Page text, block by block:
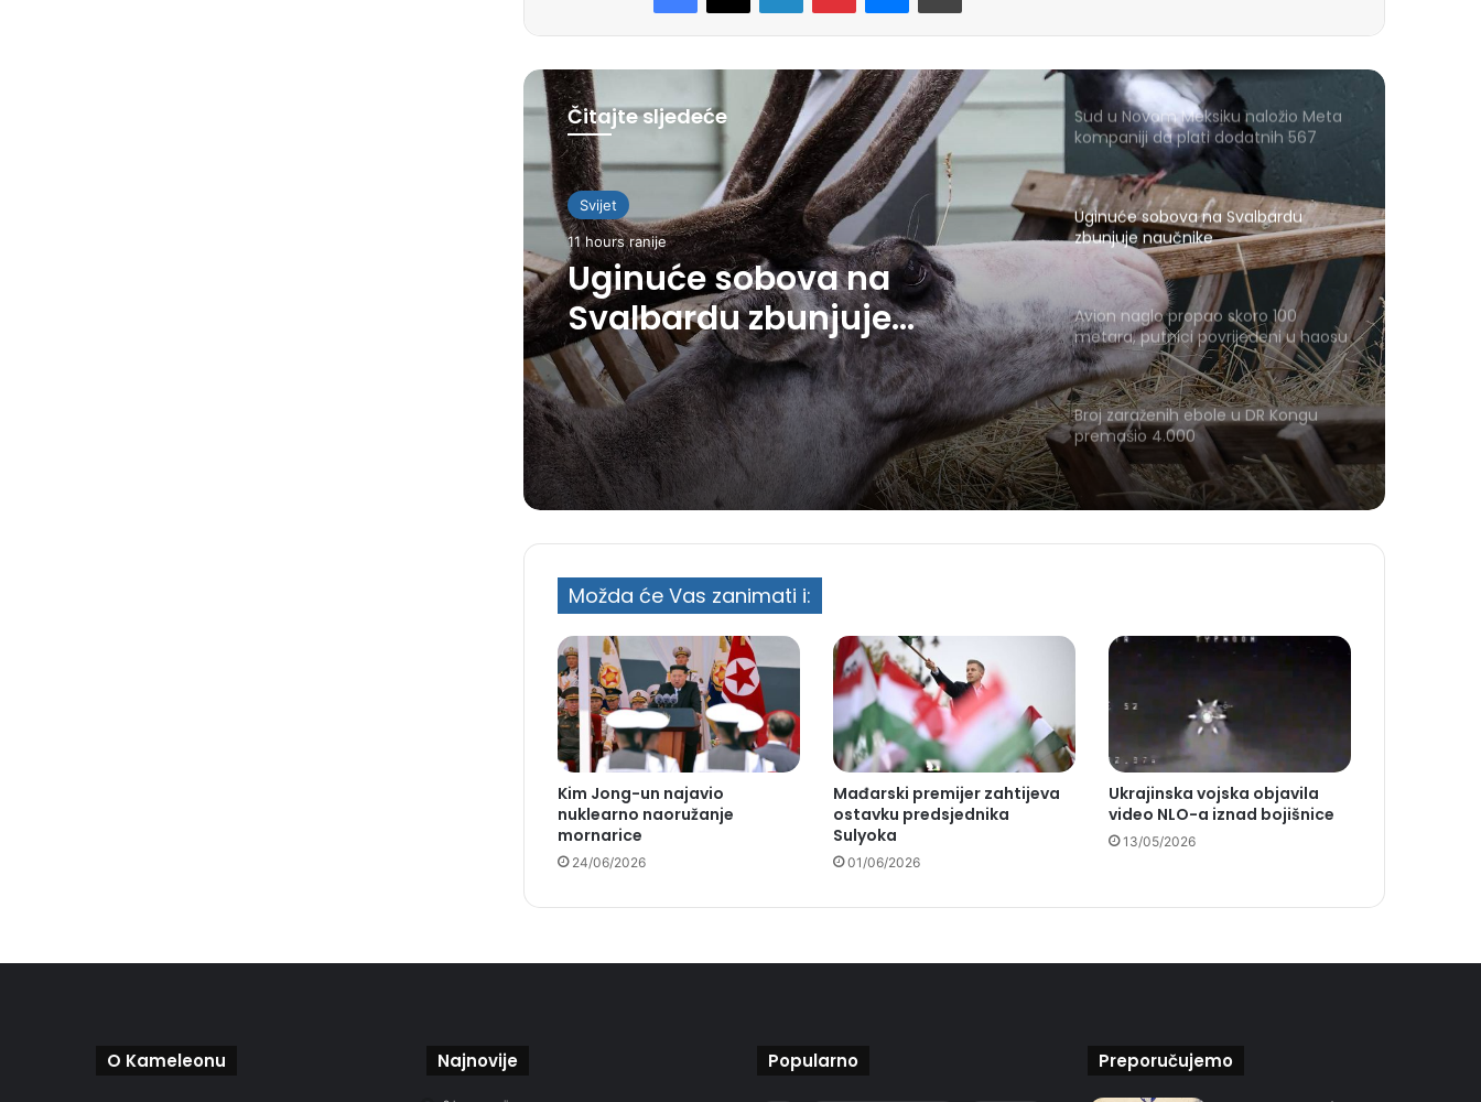
Čitajte sljedeće
Svijet
11 hours ranije
Uginuće sobova na
Svalbardu zbunjuje
naučnike
Sud u Novom Meksiku naložio Meta
kompaniji da plati dodatnih 567
miliona dolara zbog štete djeci
Uginuće sobova na Svalbardu
zbunjuje naučnike
Avion naglo propao skoro 100
metara, putnici povrijeđeni u haosu
Broj zaraženih ebole u DR Kongu
premašio 4.000
Možda će Vas zanimati i:
Kim Jong-un najavio
nuklearno naoružanje
mornarice
24/06/2026
Mađarski premijer zahtijeva
ostavku predsjednika
Sulyoka
01/06/2026
Ukrajinska vojska objavila
video NLO-a iznad bojišnice
13/05/2026
O Kameleonu Najnovije Popularno Preporučujemo